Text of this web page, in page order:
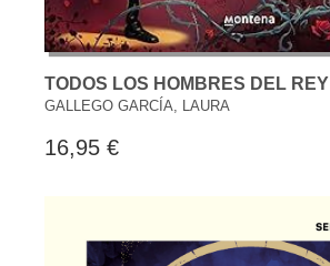
TODOS LOS HOMBRES DEL REY
GALLEGO GARCÍA, LAURA
16,95 €